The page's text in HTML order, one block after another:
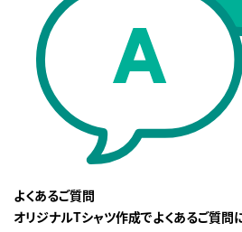
よくあるご質問
オリジナルTシャツ作成でよくあるご質問